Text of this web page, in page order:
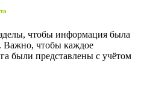
чтобы информация была
Важно, чтобы каждое
были представлены с учётом